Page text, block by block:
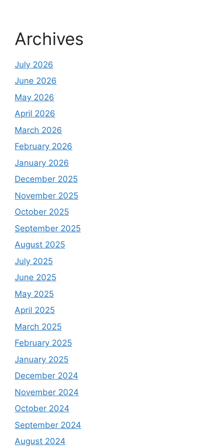
Archives
July 2026
June 2026
May 2026
April 2026
March 2026
February 2026
January 2026
December 2025
November 2025
October 2025
September 2025
August 2025
July 2025
June 2025
May 2025
April 2025
March 2025
February 2025
January 2025
December 2024
November 2024
October 2024
September 2024
August 2024